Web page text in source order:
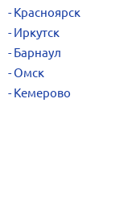
Красноярск
Иркутск
Барнаул
Омск
Кемерово